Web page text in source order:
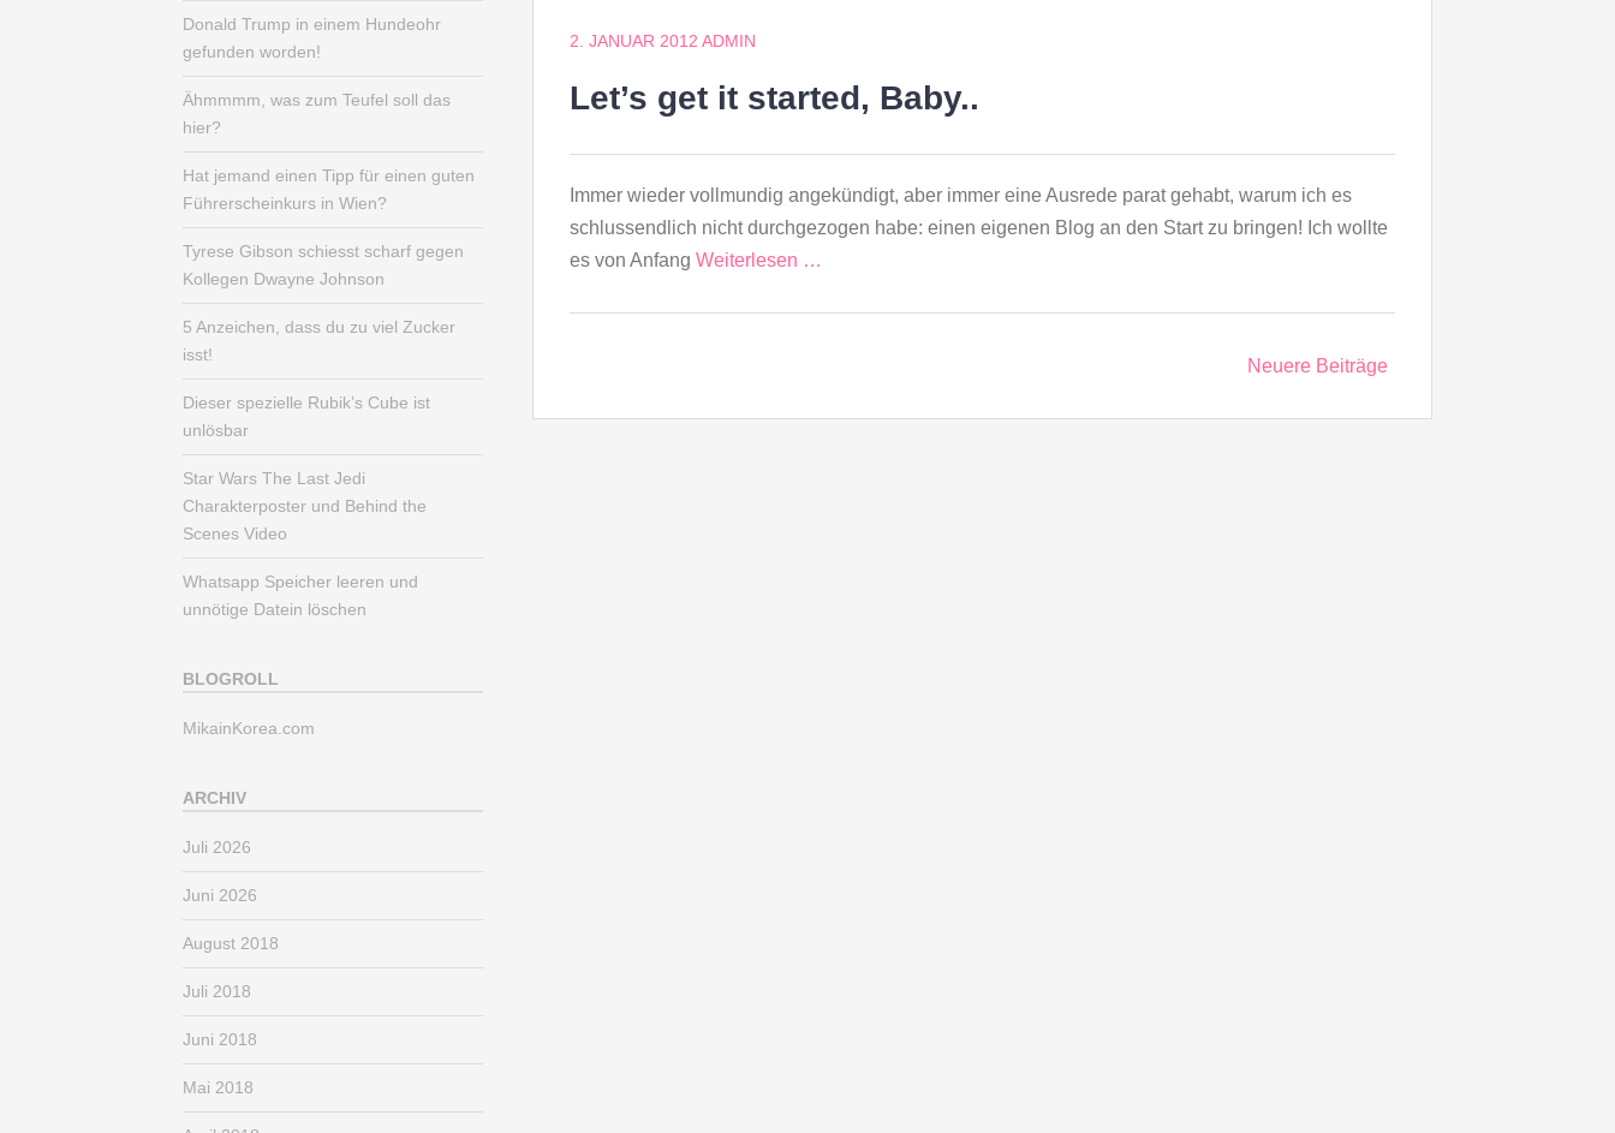
2. JANUAR 2012 ADMIN
Let’s get it started, Baby..
Immer wieder vollmundig angekündigt, aber immer eine Ausrede parat gehabt, warum ich es
schlussendlich nicht durchgezogen habe: einen eigenen Blog an den Start zu bringen! Ich wollte
es von AnfangWeiterlesen …
Neuere Beiträge
Donald Trump in einem Hundeohr
gefunden worden!
Ähmmmm, was zum Teufel soll das
hier?
Hat jemand einen Tipp für einen guten
Führerscheinkurs in Wien?
Tyrese Gibson schiesst scharf gegen
Kollegen Dwayne Johnson
5 Anzeichen, dass du zu viel Zucker
isst!
Dieser spezielle Rubik’s Cube ist
unlösbar
Star Wars The Last Jedi
Charakterposter und Behind the
Scenes Video
Whatsapp Speicher leeren und
unnötige Datein löschen
BLOGROLL
MikainKorea.com
ARCHIV
Juli 2026
Juni 2026
August 2018
Juli 2018
Juni 2018
Mai 2018